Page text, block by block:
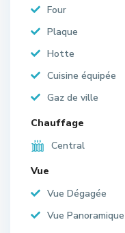
Four
Plaque
Hotte
Cuisine équipée
Gaz de ville
Chauffage
Central
Vue
Vue Dégagée
Vue Panoramique